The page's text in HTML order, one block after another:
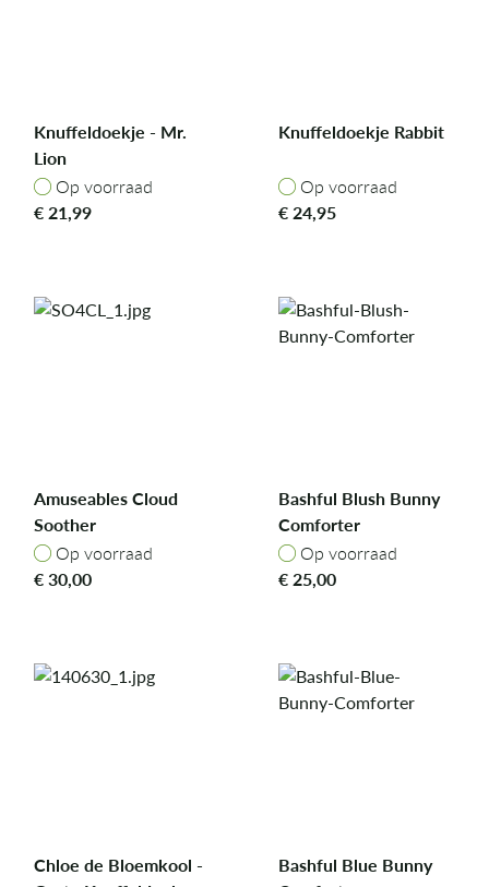
Knuffeldoekje - Mr.
Lion
Op voorraad
Op voorraad
€21,99
Knuffeldoekje Rabbit
Op voorraad
Op voorraad
€24,95
Amuseables Cloud
Soother
Op voorraad
Op voorraad
€30,00
Bashful Blush Bunny
Comforter
Op voorraad
Op voorraad
€25,00
Chloe de Bloemkool -
Bashful Blue Bunny